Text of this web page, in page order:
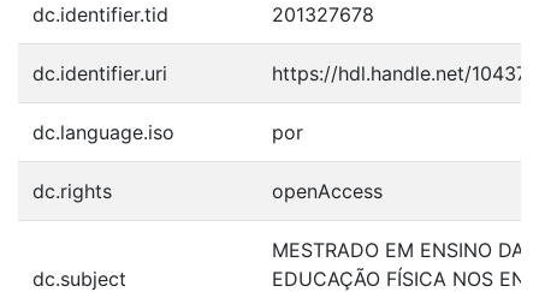
dc.identifier.tid 201327678
dc.identifier.uri https://hdl.handle.net/10437/
dc.language.iso por
dc.rights openAccess
dc.subject
MESTRADO EM ENSINO DA
EDUCAÇÃO FÍSICA NOS